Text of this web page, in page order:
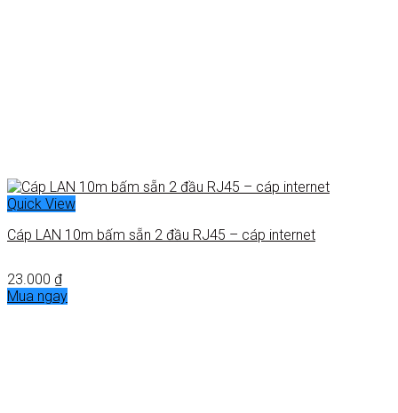
Quick View
Cáp LAN 10m bấm sẵn 2 đầu RJ45 – cáp internet
23.000 ₫
Mua ngay